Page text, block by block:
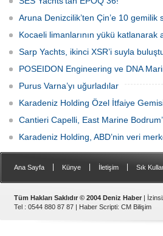
anlattı.
Aruna Denizcilik’ten Çin’e 10 gemilik
Kocaeli limanlarının yükü katlanarak
Sarp Yachts, ikinci XSR’i suyla
POSEIDON Engineering ve DNA
Purus Varna’yı uğurladılar
Karadeniz Holding Özel İtfaiye
Cantieri Capelli, East Marine
Karadeniz Holding, ABD’nin veri
Ana Sayfa Künye İletişim Sık
Tüm Hakları Saklıdır © 2004 Deniz Haber |
Tel : 0544 880 87 87 | Haber Scripti: CM Bilişim